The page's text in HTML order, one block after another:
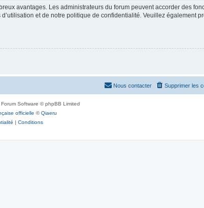
avantages. Les administrateurs du forum peuvent accorder des
et de notre politique de confidentialité. Veuillez également
Supprimer les
Nous contacter
Software © phpBB Limited
officielle ©Qiaeru
| Conditions